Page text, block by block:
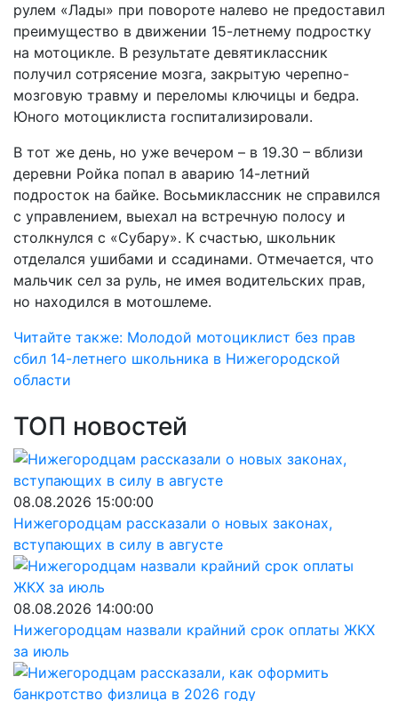
рулем «Лады» при повороте налево не предоставил
преимущество в движении 15-летнему подростку
на мотоцикле. В результате девятиклассник
получил сотрясение мозга, закрытую черепно-
мозговую травму и переломы ключицы и бедра.
Юного мотоциклиста госпитализировали.
В тот же день, но уже вечером – в 19.30 – вблизи
деревни Ройка попал в аварию 14-летний
подросток на байке. Восьмиклассник не справился
с управлением, выехал на встречную полосу и
столкнулся с «Субару». К счастью, школьник
отделался ушибами и ссадинами. Отмечается, что
мальчик сел за руль, не имея водительских прав,
но находился в мотошлеме.
Читайте также: Молодой мотоциклист без прав
сбил 14-летнего школьника в Нижегородской
области
ТОП новостей
08.08.2026 15:00:00
Нижегородцам рассказали о новых законах,
вступающих в силу в августе
08.08.2026 14:00:00
Нижегородцам назвали крайний срок оплаты ЖКХ
за июль